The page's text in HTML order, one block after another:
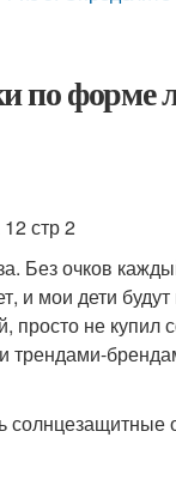
по форме
стр 2
Без очков
и мои дети
не купил
трендами-